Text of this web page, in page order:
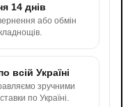
14 днів
або обмін
всій Україні
зручними
по Україні.